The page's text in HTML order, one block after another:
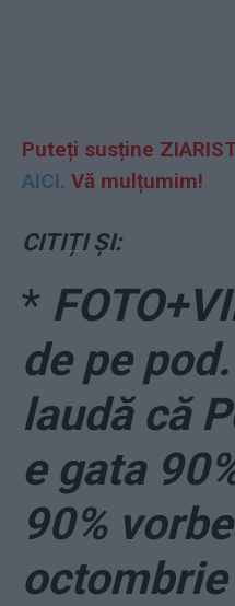
Puteți susține
AICI. Vă mulțumim!
CITIȚI ȘI:
*
de pe
laudă că
e gata
90%